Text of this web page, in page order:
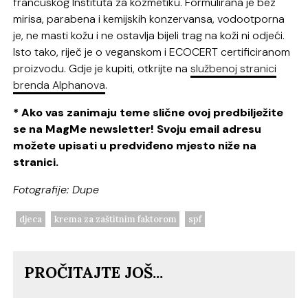
mirisa, parabena i kemijskih konzervansa, vodootporna
je, ne masti kožu i ne ostavlja bijeli trag na koži ni odjeći.
Isto tako, riječ je o veganskom i ECOCERT certificiranom
proizvodu. Gdje je kupiti, otkrijte naslužbenoj stranici
brenda Alphanova.
* Ako vas zanimaju teme slične ovoj predbilježite
se na MagMe newsletter! Svoju email adresu
možete upisati u predviđeno mjesto niže na
stranici.
Fotografije: Dupe
djeca krema za zaštitnim faktorom spf
PROČITAJTE JOŠ...